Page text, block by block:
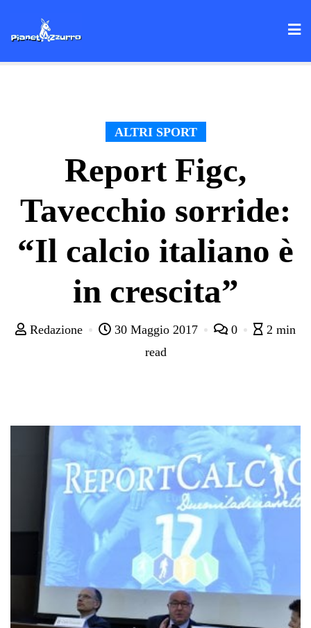
ALTRI SPORT
Report Figc,
Tavecchio sorride:
“Il calcio italiano è
in crescita”
Redazione 30 Maggio 2017 0
2 min
read